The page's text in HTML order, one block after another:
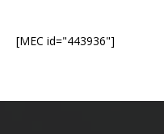
[MEC id="443936"]